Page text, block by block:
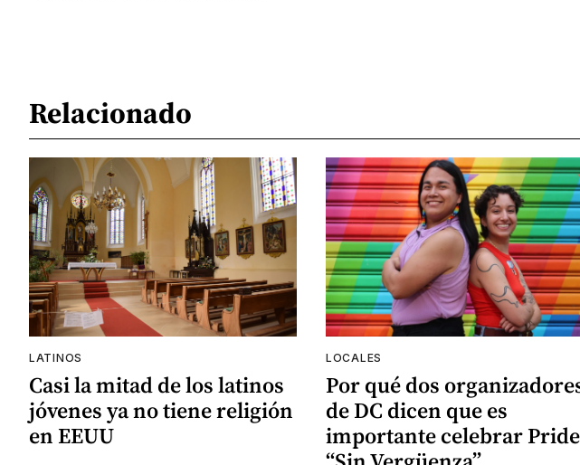
Relacionado
LATINOS
Casi la mitad de los latinos
jóvenes ya no tiene religión
en EEUU
LOCALES
Por qué dos
de DC dicen que es
importante celebrar Pride